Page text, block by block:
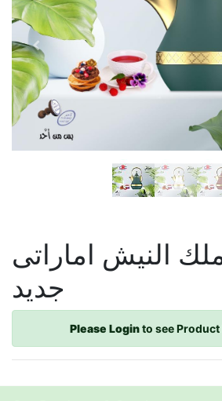
النيش اماراتى
جديد
Please Loginto see Product